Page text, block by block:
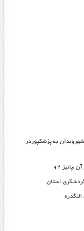
به پزشکپوردر
استان